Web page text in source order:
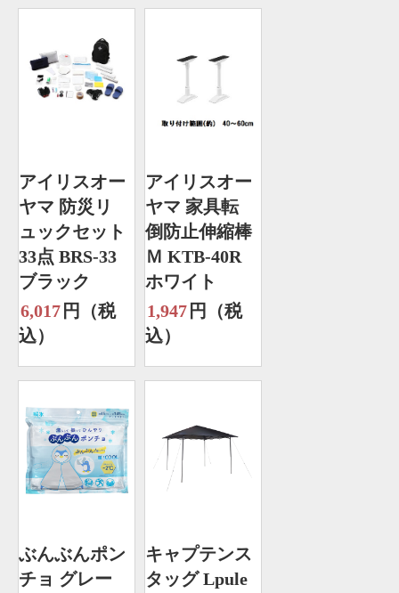
アイリスオー
ヤマ 防災リ
ュックセット
33点 BRS-33
ブラック
6,017 円（税
込）
アイリスオー
ヤマ 家具転
倒防止伸縮棒
Ｍ KTB-40R
ホワイト
1,947 円（税
込）
ぶんぶんポン
チョ グレー
キャプテンス
タッグ Lpule